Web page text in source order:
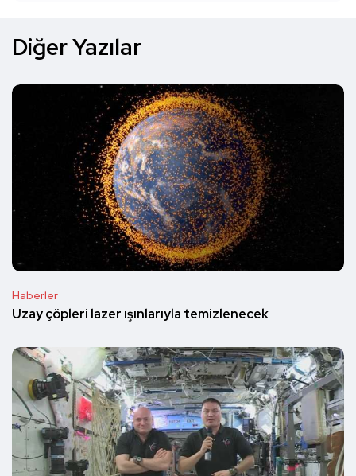
Diğer Yazılar
Haberler
Uzay çöpleri lazer ışınlarıyla temizlenecek